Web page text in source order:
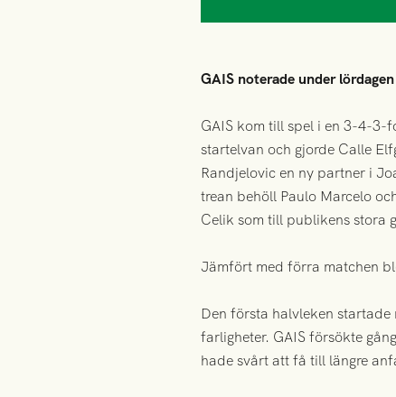
GAIS noterade under
GAIS kom till spel i en 3-4-3-
startelvan och gjorde Calle
Randjelovic en ny partner i
trean behöll Paulo Marcelo
Celik som till publikens stora
Jämfört med förra matchen
Den första halvleken
farligheter. GAIS försökte
hade svårt att få till längre